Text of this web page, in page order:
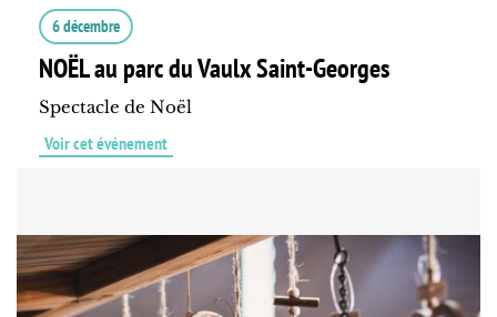
6 décembre
NOËL au parc du Vaulx Saint-Georges
Spectacle de Noël
Voir cet événement